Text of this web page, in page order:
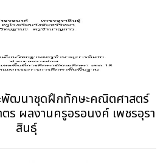
ะพัฒนาชุดฝึกทักษะคณิตศาสตร์
ร ผลงานครูอรอนงค์ เพชรอุรา
สินธุ์